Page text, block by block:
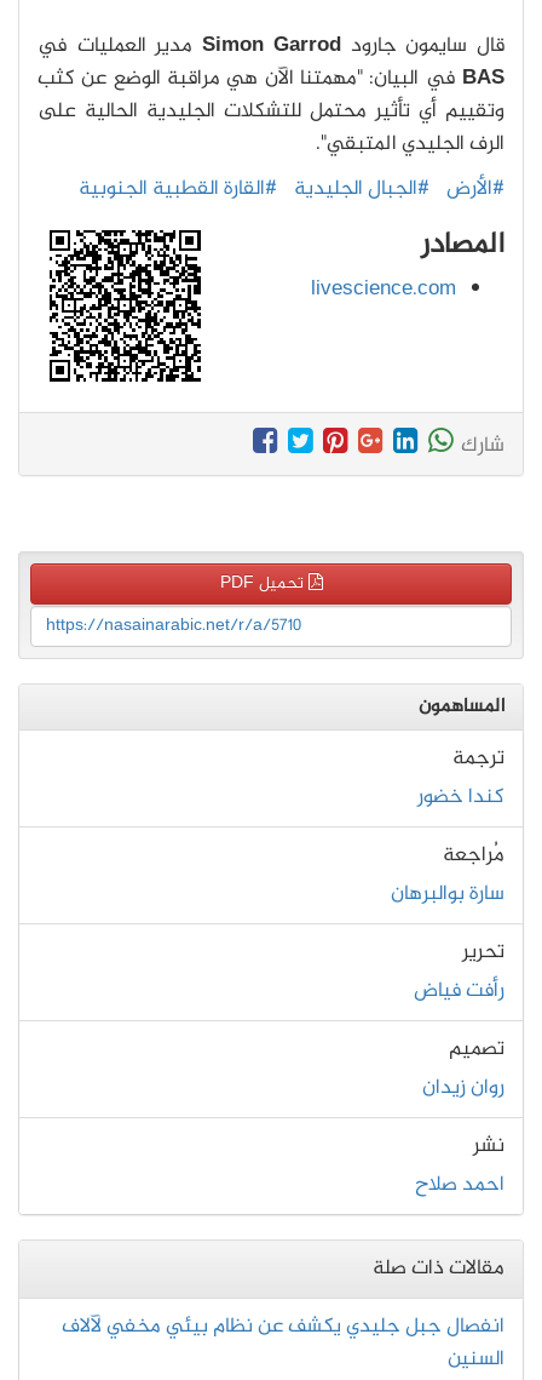
قال سايمون جارودSimon Garrodمدير العمليات في
BAS في البيان: "مهمتنا الآن هي مراقبة الوضع عن كثب
وتقييم أي تأثير محتمل للتشكلات الجليدية الحالية على
الرف الجليدي المتبقي".
#الأرض #الجبال الجليدية #القارة القطبية الجنوبية
المصادر
livescience.com
شارك
تحميل PDF
https://nasainarabic.net/r/a/5710
المساهمون
ترجمة
كندا خضور
مُراجعة
سارة بوالبرهان
تحرير
رأفت فياض
تصميم
روان زيدان
نشر
احمد صلاح
مقالات ذات صلة
انفصال جبل جليدي يكشف عن نظام بيئي مخفي لآلاف
السنين